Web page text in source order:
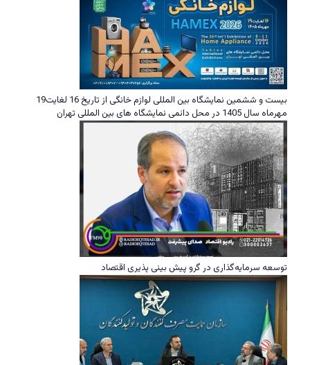
بیست و ششمین نمایشگاه بین المللی لوازم خانگی از تاریخ 16 لغایت19
مهرماه سال 1405 در محل دائمی نمایشگاه های بین المللی تهران
توسعه سرمایه‌گذاری در گرو پیش بینی پذیری اقتصاد